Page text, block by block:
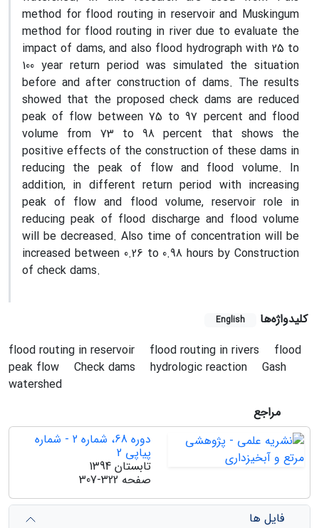
method for flood routing in reservoir and Muskingum
method for flood routing in river due to evaluate the
impact of dams, and also flood hydrograph with 25 to
100 year return period was simulated the situation
before and after construction of dams. The results
showed that the proposed check dams are reduced
peak of flow between 75 to 97 percent and flood
volume from 73 to 98 percent that shows the
positive effects of the construction of these dams in
reducing the peak of flow and flood volume. In
addition, in different return period with increasing
peak of flow and flood volume, reservoir role in
reducing peak of flood discharge and flood volume
will be decreased. Also time of concentration will be
increased between 0.26 to 0.98 hours by Construction
of check dams.
کلیدواژه‌ها English
flood routing in reservoir flood routing in rivers
flood
peak flow
Check dams hydrologic reaction
Gash
watershed
مراجع
دوره 68، شماره 2 - شماره
پیاپی 2
تابستان 1394
صفحه 307-322
فایل ها